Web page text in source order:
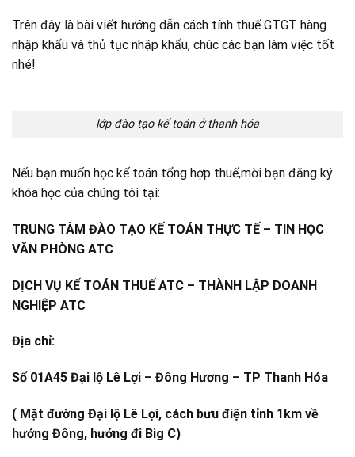
Trên đây là bài viết hướng dẫn cách tính thuế GTGT hàng
nhập khẩu và thủ tục nhập khẩu, chúc các bạn làm việc tốt
nhé!
lớp đào tạo kế toán ở thanh hóa
Nếu bạn muốn học kế toán tổng hợp thuế,mời bạn đăng ký
khóa học của chúng tôi tại:
TRUNG TÂM ĐÀO TẠO KẾ TOÁN THỰC TẾ – TIN HỌC
VĂN PHÒNG ATC
DỊCH VỤ KẾ TOÁN THUẾ ATC – THÀNH LẬP DOANH
NGHIỆP ATC
Địa chỉ:
Số 01A45 Đại lộ Lê Lợi – Đông Hương – TP Thanh Hóa
( Mặt đường Đại lộ Lê Lợi, cách bưu điện tỉnh 1km về
hướng Đông, hướng đi Big C)